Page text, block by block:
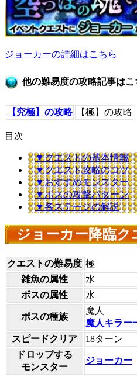
ジョーカーの詳細はこちら
他の難易度の攻略記事はこ
【究極】の攻略 【極】の攻略
目次
▼クエストの基本情報
▼クエスト攻略のコツ
▼おすすめモンスター
▼ボスの攻撃パターン
▼各ステージの解説
ジョーカー降臨ク
クエストの難易度 極
雑魚の属性
水
ボスの属性
水
ボスの種族
魔人
魔人キラー
スピードクリア
18ターン
ドロップする
モンスター
ジョーカー